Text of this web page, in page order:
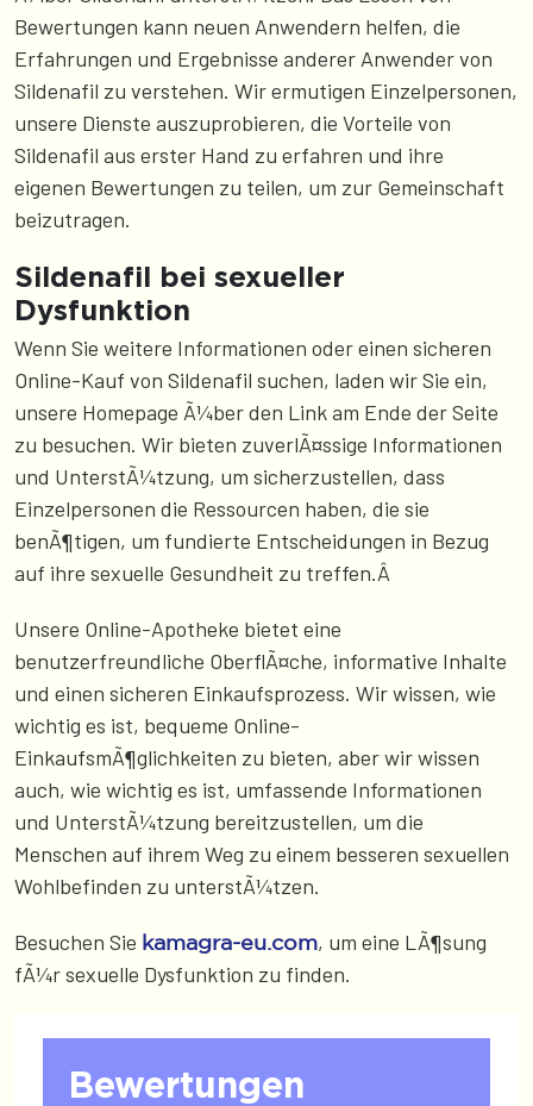
Bewertungen kann neuen Anwendern helfen, die
Erfahrungen und Ergebnisse anderer Anwender von
Sildenafil zu verstehen. Wir ermutigen Einzelpersonen,
unsere Dienste auszuprobieren, die Vorteile von
Sildenafil aus erster Hand zu erfahren und ihre
eigenen Bewertungen zu teilen, um zur Gemeinschaft
beizutragen.
Sildenafil bei sexueller
Dysfunktion
Wenn Sie weitere Informationen oder einen sicheren
Online-Kauf von Sildenafil suchen, laden wir Sie ein,
unsere Homepage Ã¼ber den Link am Ende der Seite
zu besuchen. Wir bieten zuverlÃ¤ssige Informationen
und UnterstÃ¼tzung, um sicherzustellen, dass
Einzelpersonen die Ressourcen haben, die sie
benÃ¶tigen, um fundierte Entscheidungen in Bezug
auf ihre sexuelle Gesundheit zu treffen.Â
Unsere Online-Apotheke bietet eine
benutzerfreundliche OberflÃ¤che, informative Inhalte
und einen sicheren Einkaufsprozess. Wir wissen, wie
wichtig es ist, bequeme Online-
EinkaufsmÃ¶glichkeiten zu bieten, aber wir wissen
auch, wie wichtig es ist, umfassende Informationen
und UnterstÃ¼tzung bereitzustellen, um die
Menschen auf ihrem Weg zu einem besseren sexuellen
Wohlbefinden zu unterstÃ¼tzen.
Besuchen Sie kamagra-eu.com, um eine LÃ¶sung
fÃ¼r sexuelle Dysfunktion zu finden.
Bewertungen